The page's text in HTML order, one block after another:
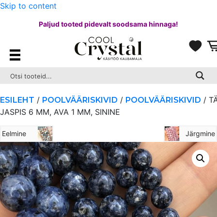
Skip to content
Paljud tooted pidevalt soodsama hinnaga!
ESILEHT / POOLVÄÄRISKIVID / POOLVÄÄRISKIVID /
JASPIS 6 MM, AVA 1 MM, SININE
Eelmine Järgmine